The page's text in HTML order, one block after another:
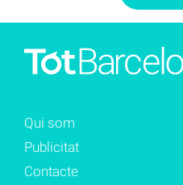
Qui som
Publicitat
Contacte